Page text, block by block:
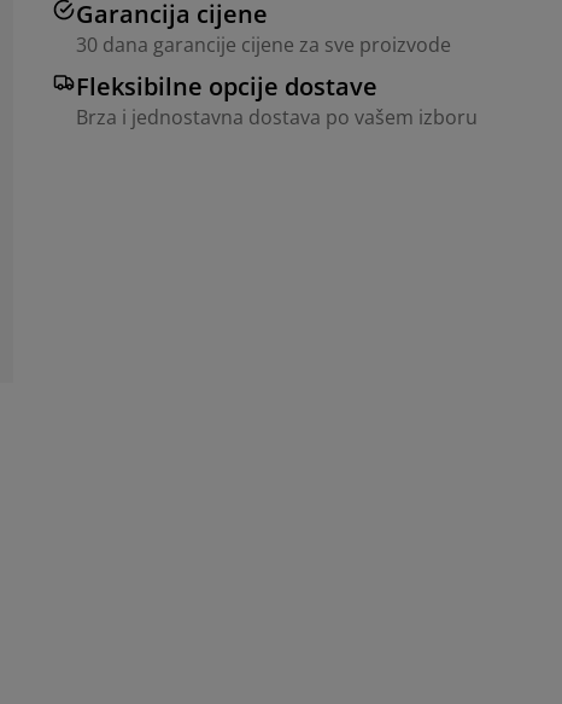
Garancija cijene
30 dana garancije cijene za sve proizvode
Fleksibilne opcije dostave
Brza i jednostavna dostava po vašem izboru